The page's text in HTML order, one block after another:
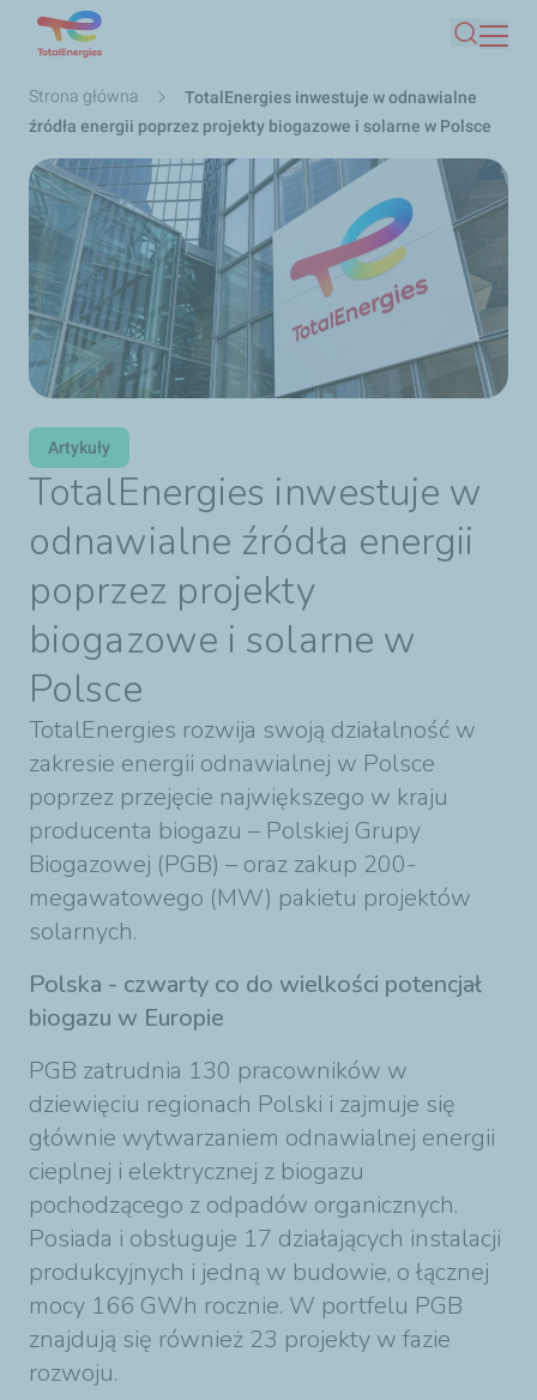
treści
Szukaj
Ścieżka
nawigacyjna
Strona główna
TotalEnergies inwestuje w odnawialne
źródła energii poprzez projekty biogazowe i solarne w Polsce
Artykuły
TotalEnergies inwestuje w
odnawialne źródła energii
poprzez projekty
biogazowe i solarne w
Polsce
TotalEnergies rozwija swoją działalność w
zakresie energii odnawialnej w Polsce
poprzez przejęcie największego w kraju
producenta biogazu – Polskiej Grupy
Biogazowej (PGB) – oraz zakup 200-
megawatowego (MW) pakietu projektów
solarnych.
Polska - czwarty co do wielkości potencjał
biogazu w Europie
PGB zatrudnia 130 pracowników w
dziewięciu regionach Polski i zajmuje się
głównie wytwarzaniem odnawialnej energii
cieplnej i elektrycznej z biogazu
pochodzącego z odpadów organicznych.
Posiada i obsługuje 17 działających instalacji
produkcyjnych i jedną w budowie, o łącznej
mocy 166 GWh rocznie. W portfelu PGB
znajdują się również 23 projekty w fazie
rozwoju.